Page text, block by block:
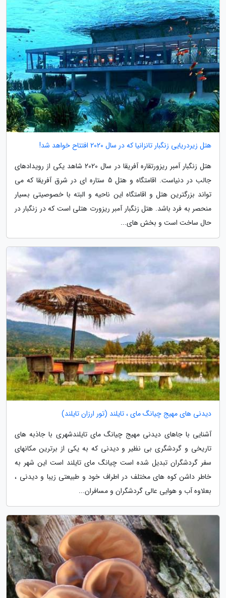
هتل زیردریایی زنگبار تانزانیا که در سال 2020 افتتاح خواهد شد!
هتل زنگبار آمبر ریزورتقاره آفریقا در سال 2020 شاهد یکی از رویدادهای
جالب در دنیاست. اقامتگاه و هتل 5 ستاره ای در شرق آفریقا که می
تواند بزرگترین هتل و اقامتگاه این ناحیه و البته با خصوصیتی بسیار
منحصر به فرد باشد. هتل زنگبار آمبر ریزورت هتلی است که در زنگبار در
حال ساخت است و بخش های...
دیدنی های مهیج چیانگ مای ، تایلند (تور ارزان تایلند)
آشنایی با جاهای دیدنی مهیج چیانگ مای تایلندشهری با جاذبه های
تاریخی و گردشگری بی نظیر و دیدنی که به یکی از برترین مکانهای
سفر گردشگران تبدیل شده است چیانگ مای تایلند است این شهر به
خاطر داشن کوه های مختلف در اطراف خود و طبیعتی زیبا و دیدنی ،
بعلاوه آب و هوایی عالی گردشگران و مسافران...